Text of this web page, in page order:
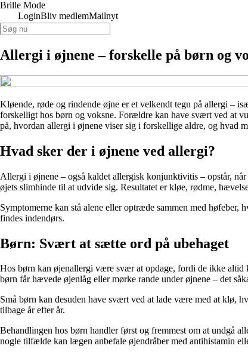
Brille Mode
LoginBliv medlemMailnyt
Allergi i øjnene – forskelle på børn og
Kløende, røde og rindende øjne er et velkendt tegn på allergi –
forskelligt hos børn og voksne. Forældre kan have svært ved at
på, hvordan allergi i øjnene viser sig i forskellige aldre, og hvad
Hvad sker der i øjnene ved allergi?
Allergi i øjnene – også kaldet allergisk konjunktivitis – opstår,
øjets slimhinde til at udvide sig. Resultatet er kløe, rødme,
Symptomerne kan stå alene eller optræde sammen med
findes indendørs.
Børn: Svært at sætte ord på ubehaget
Hos børn kan øjenallergi være svær at opdage, fordi de ikke altid
børn får hævede øjenlåg eller mørke rande under øjnene – det
Små børn kan desuden have svært ved at lade være med at
tilbage år efter år.
Behandlingen hos børn handler først og fremmest om at undgå
nogle tilfælde kan lægen anbefale øjendråber med antihistamin